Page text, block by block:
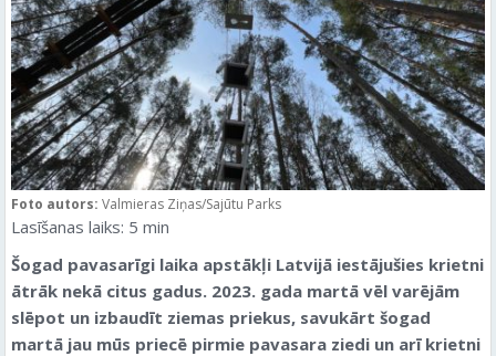
Foto autors: Valmieras Ziņas/Sajūtu Parks
Lasīšanas laiks: 5 min
Šogad pavasarīgi laika apstākļi Latvijā iestājušies krietni
ātrāk nekā citus gadus. 2023. gada martā vēl varējām
slēpot un izbaudīt ziemas priekus, savukārt šogad
martā jau mūs priecē pirmie pavasara ziedi un arī krietni